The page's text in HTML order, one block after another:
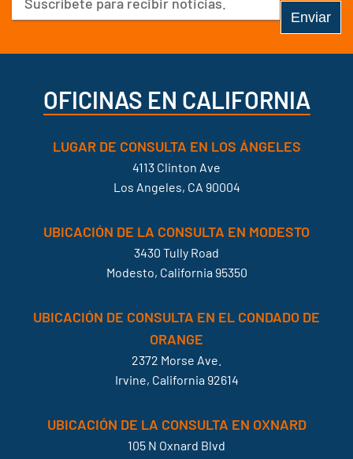
electrónico
OFICINAS EN CALIFORNIA
LUGAR DE CONSULTA EN LOS ÁNGELES
4113 Clinton Ave
Los Angeles, CA 90004
UBICACIÓN DE LA CONSULTA EN MODESTO
3430 Tully Road
Modesto, California 95350
UBICACIÓN DE CONSULTA EN EL CONDADO DE
ORANGE
2372 Morse Ave.
Irvine, California 92614
UBICACIÓN DE LA CONSULTA EN OXNARD
105 N Oxnard Blvd